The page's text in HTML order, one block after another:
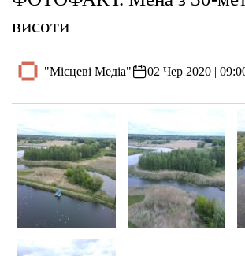
висоти
"Місцеві Медіа" 02 Чер 2020 |